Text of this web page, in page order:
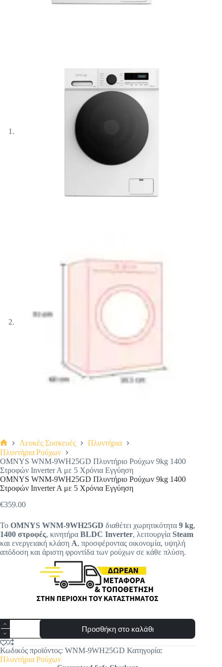
Αρχική
σελίδα
Λευκές Συσκευές
Πλυντήρια
Πλυντήρια Ρούχων
OMNYS WNM-9WH25GD Πλυντήριο Ρούχων 9kg 1400
Στροφών Inverter A με 5 Χρόνια Εγγύηση
OMNYS WNM-9WH25GD Πλυντήριο Ρούχων 9kg 1400
Στροφών Inverter A με 5 Χρόνια Εγγύηση
€359.00
Το OMNYS WNM-9WH25GD διαθέτει χωρητικότητα 9 kg,
1400 στροφές, κινητήρα BLDC Inverter, λειτουργία Steam
και ενεργειακή κλάση A, προσφέροντας οικονομία, υψηλή
απόδοση και άριστη φροντίδα των ρούχων σε κάθε πλύση.
OMNYS
WNM-
9WH25GD
Πλυντήριο
Ρούχων
9kg
Προσθήκη στο καλάθι
Κωδικός προϊόντος: WNM-9WH25GD Κατηγορία:
Πλυντήρια Ρούχων